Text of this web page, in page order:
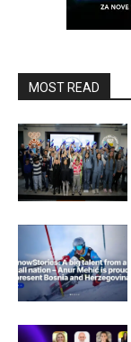
MOST READ